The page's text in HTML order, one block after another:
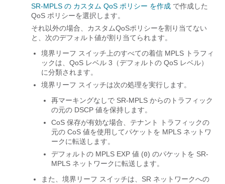
SR-MPLS の カスタム QoS ポリシー を作成 で作成した
QoS ポリシーを選択します。
それ以外の場合、カスタムQoSポリシーを割り当てない
と、次のデフォルト値が割り当てられます。
境界リーフ スイッチ上のすべての着信 MPLS トラフィ
ックは、QoS レベル 3（デフォルトの QoS レベル）
に分類されます。
境界リーフ スイッチは次の処理を実行します。
再マーキングなしで SR-MPLS からのトラフィック
の元の DSCP 値を保持します。
CoS 保存が有効な場合、テナント トラフィックの
元の CoS 値を使用してパケットを MPLS ネットワ
ークに転送します。
デフォルトの MPLS EXP 値 (0) のパケットを SR-
MPLS ネットワークに転送します。
また、境界リーフ スイッチは、SR ネットワークへの